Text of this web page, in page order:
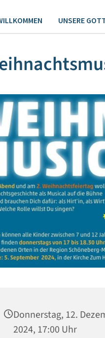
UNSERE
Donnerstag, 12.
2024, 17:00 Uhr